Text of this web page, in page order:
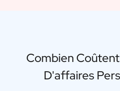
Combien
D'affaires